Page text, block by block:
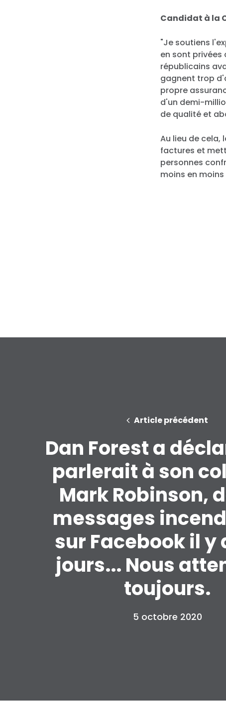
Candidat à la
"Je soutiens
en sont privées
républicains
gagnent trop
propre
d'un demi-
de qualité et
Au lieu de cela,
factures et
personnes
moins en
Article précédent
Dan Forest a
parlerait à son
Mark Robinson,
messages
sur Facebook il y
jours... Nous
toujours.
5 octobre 2020